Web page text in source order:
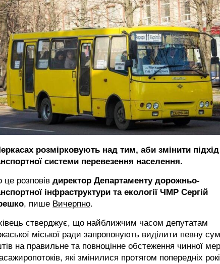
розмірковують над тим, аби змінити
системи перевезення населення.
це розповів директор Департаменту дорожньо-
інфраструктури та екології ЧМР Сергій
, пише Вичерпно.
стверджує, що найближчим часом депутатам
міської ради запропонують виділити певну
на правильне та повноцінне обстеження чинної
які змінилися протягом попередніх